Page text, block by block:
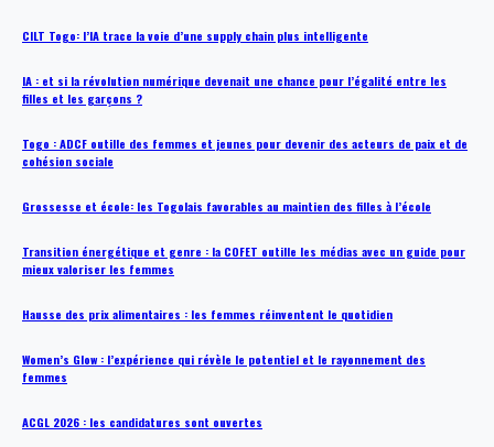
CILT Togo: l’IA trace la voie d’une supply chain plus intelligente
IA : et si la révolution numérique devenait une chance pour l’égalité entre les
filles et les garçons ?
Togo : ADCF outille des femmes et jeunes pour devenir des acteurs de paix et de
cohésion sociale
Grossesse et école: les Togolais favorables au maintien des filles à l’école
Transition énergétique et genre : la COFET outille les médias avec un guide pour
mieux valoriser les femmes
Hausse des prix alimentaires : les femmes réinventent le quotidien
Women’s Glow : l’expérience qui révèle le potentiel et le rayonnement des
femmes
ACGL 2026 : les candidatures sont ouvertes